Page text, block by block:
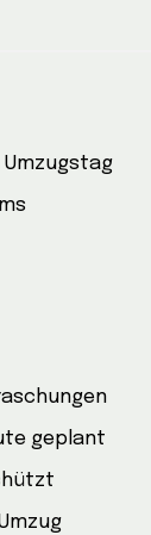
geplant